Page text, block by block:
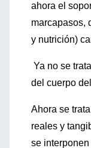
ahora el
marcapasos,
y nutrición)
Ya no se
del cuerpo
Ahora se
reales y
se